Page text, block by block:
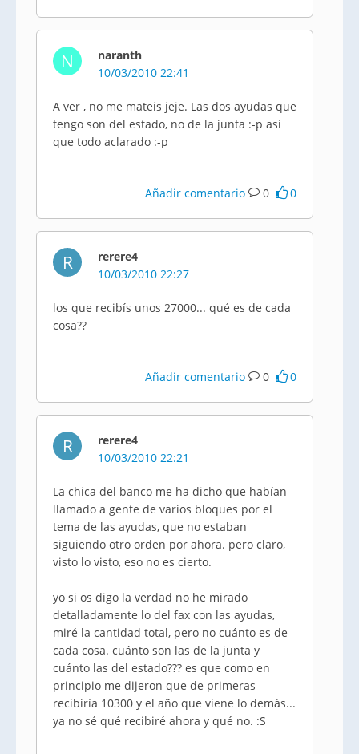
N
naranth
10/03/2010 22:41
A ver , no me mateis jeje. Las dos ayudas que
tengo son del estado, no de la junta :-p así
que todo aclarado :-p
Añadir comentario 0 0
R
rerere4
10/03/2010 22:27
los que recibís unos 27000... qué es de cada
cosa??
Añadir comentario 0 0
R
rerere4
10/03/2010 22:21
La chica del banco me ha dicho que habían
llamado a gente de varios bloques por el
tema de las ayudas, que no estaban
siguiendo otro orden por ahora. pero claro,
visto lo visto, eso no es cierto.
yo si os digo la verdad no he mirado
detalladamente lo del fax con las ayudas,
miré la cantidad total, pero no cuánto es de
cada cosa. cuánto son las de la junta y
cuánto las del estado??? es que como en
principio me dijeron que de primeras
recibiría 10300 y el año que viene lo demás...
ya no sé qué recibiré ahora y qué no. :S